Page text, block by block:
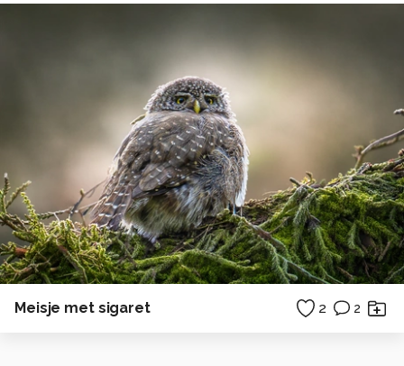
Meisje met sigaret 2 2